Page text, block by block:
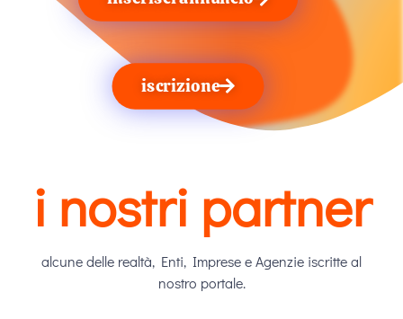
iscrizione
i nostri partner
alcune delle realtà, Enti, Imprese e Agenzie iscritte al
nostro portale.